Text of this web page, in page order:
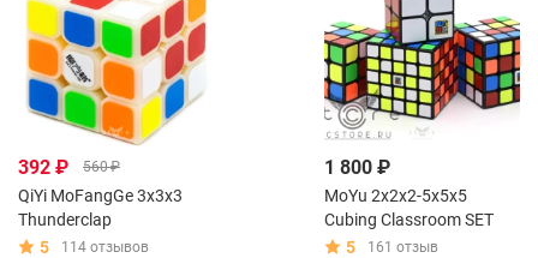
392 ₽ 560 ₽
QiYi MoFangGe 3x3x3
Thunderclap
5
114 отзывов
1 800 ₽
MoYu 2x2x2-5x5x5
Cubing Classroom SET
5
161 отзыв